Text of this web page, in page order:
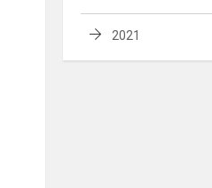
2021